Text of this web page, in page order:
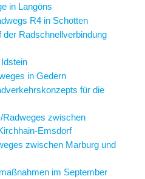
in Langöns
R4 in Schotten
der Radschnellverbindung
in Gedern
für die
Radweges zwischen
Emsdorf
zwischen Marburg und
im September